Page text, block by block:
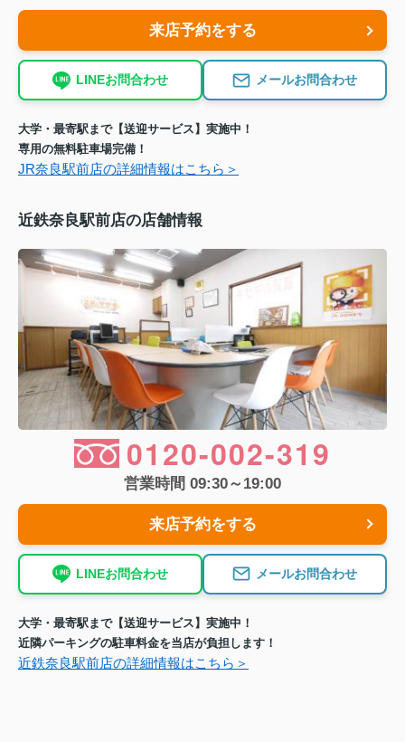
来店予約をする
LINEお問合わせ メールお問合わせ
大学・最寄駅まで【送迎サービス】実施中！
専用の無料駐車場完備！
JR奈良駅前店の詳細情報はこちら＞
近鉄奈良駅前店の店舗情報
0120-002-319
営業時間 09:30～19:00
来店予約をする
LINEお問合わせ メールお問合わせ
大学・最寄駅まで【送迎サービス】実施中！
近隣パーキングの駐車料金を当店が負担します！
近鉄奈良駅前店の詳細情報はこちら＞